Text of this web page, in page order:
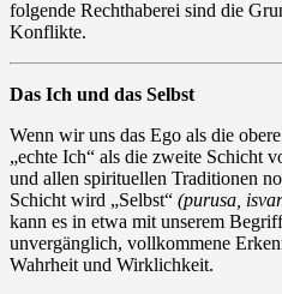
folgende Rechthaberei sind die
Konflikte.
Das Ich und das Selbst
Wenn wir uns das Ego als die
„echte Ich“ als die zweite Schicht
und allen spirituellen Traditionen
Schicht wird „Selbst“ (purusa,
kann es in etwa mit unserem
unvergänglich, vollkommene
Wahrheit und Wirklichkeit.